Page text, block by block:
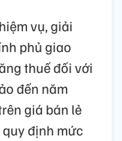
vụ, giải
phủ giao
thuế đối với
đến năm
giá bán lẻ
định mức